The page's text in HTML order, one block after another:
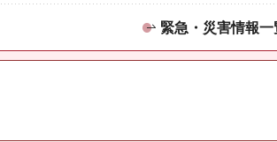
緊急・災害情報一